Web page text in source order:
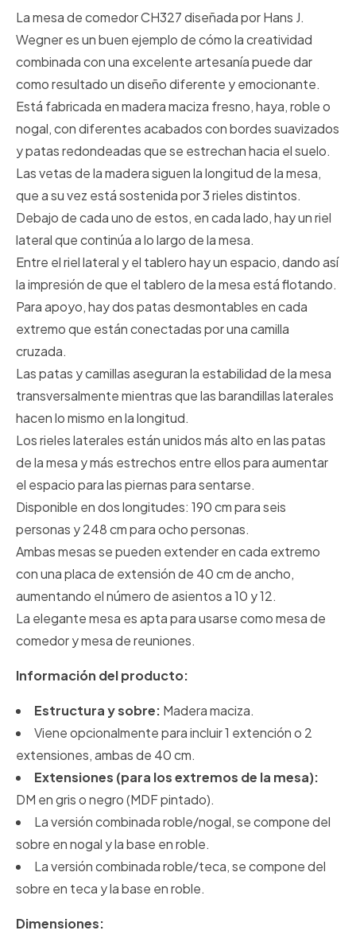
La mesa de comedor CH327 diseñada por Hans J.
Wegner es un buen ejemplo de cómo la creatividad
combinada con una excelente artesanía puede dar
como resultado un diseño diferente y emocionante.
Está fabricada en madera maciza fresno, haya, roble o
nogal, con diferentes acabados con bordes suavizados
y patas redondeadas que se estrechan hacia el suelo.
Las vetas de la madera siguen la longitud de la mesa,
que a su vez está sostenida por 3 rieles distintos.
Debajo de cada uno de estos, en cada lado, hay un riel
lateral que continúa a lo largo de la mesa.
Entre el riel lateral y el tablero hay un espacio, dando así
la impresión de que el tablero de la mesa está flotando.
Para apoyo, hay dos patas desmontables en cada
extremo que están conectadas por una camilla
cruzada.
Las patas y camillas aseguran la estabilidad de la mesa
transversalmente mientras que las barandillas laterales
hacen lo mismo en la longitud.
Los rieles laterales están unidos más alto en las patas
de la mesa y más estrechos entre ellos para aumentar
el espacio para las piernas para sentarse.
Disponible en dos longitudes: 190 cm para seis
personas y 248 cm para ocho personas.
Ambas mesas se pueden extender en cada extremo
con una placa de extensión de 40 cm de ancho,
aumentando el número de asientos a 10 y 12.
La elegante mesa es apta para usarse como mesa de
comedor y mesa de reuniones.
Información del producto:
Estructura y sobre: Madera maciza.
Viene opcionalmente para incluir 1 extención o 2
extensiones, ambas de 40 cm.
Extensiones (para los extremos de la mesa):
DM en gris o negro (MDF pintado).
La versión combinada roble/nogal, se compone del
sobre en nogal y la base en roble.
La versión combinada roble/teca, se compone del
sobre en teca y la base en roble.
Dimensiones: